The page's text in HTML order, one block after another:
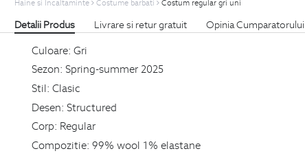
Haine si Incaltaminte Costume barbati Costum regular gri uni
Detalii Produs Livrare si retur gratuit Opinia Cumparatorului
Culoare: Gri
Sezon: Spring-summer 2025
Stil: Clasic
Desen: Structured
Corp: Regular
Compozitie: 99% wool 1% elastane